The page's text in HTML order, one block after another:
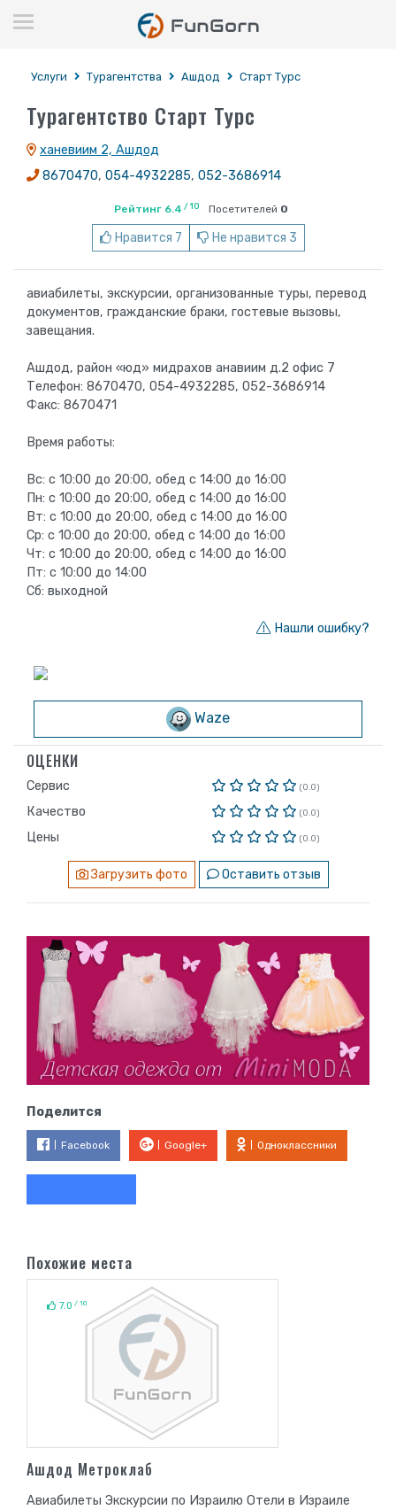
Услуги Турагентства Ашдод Старт Турс
Турагентство Старт Турс
ханевиим 2, Ашдод
8670470, 054-4932285, 052-3686914
Рейтинг 6.4 / 10 Посетителей 0
Нравится 7 Не нравится 3
авиабилеты, экскурсии, организованные туры, перевод
документов, гражданские браки, гостевые вызовы,
завещания.
Ашдод, район «юд» мидрахов анавиим д.2 офис 7
Телефон: 8670470, 054-4932285, 052-3686914
Факс: 8670471
Время работы:
Вс: с 10:00 до 20:00, обед с 14:00 до 16:00
Пн: с 10:00 до 20:00, обед с 14:00 до 16:00
Вт: с 10:00 до 20:00, обед с 14:00 до 16:00
Ср: с 10:00 до 20:00, обед с 14:00 до 16:00
Чт: с 10:00 до 20:00, обед с 14:00 до 16:00
Пт: с 10:00 до 14:00
Сб: выходной
Нашли ошибку?
Waze
ОЦЕНКИ
Сервис (0.0)
Качество (0.0)
Цены (0.0)
Загрузить фото Оставить отзыв
Поделится
Facebook Google+ Одноклассники
Похожие места
7.0 / 10
Ашдод Метроклаб
Авиабилеты Экскурсии по Израилю Отели в Израиле